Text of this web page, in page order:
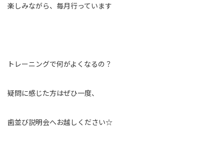
楽しみながら、毎月行っています
トレーニングで何がよくなるの？
疑問に感じた方はぜひ一度、
歯並び説明会へお越しください☆